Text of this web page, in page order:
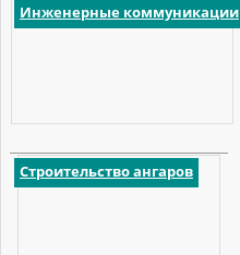
Инженерные коммуникации
Строительство ангаров